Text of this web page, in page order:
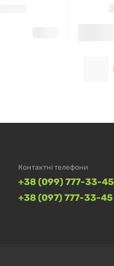
Контактні телефони
+38 (099) 777-33-45
+38 (097) 777-33-45